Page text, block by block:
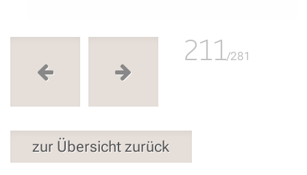
211/281
zur Übersicht zurück